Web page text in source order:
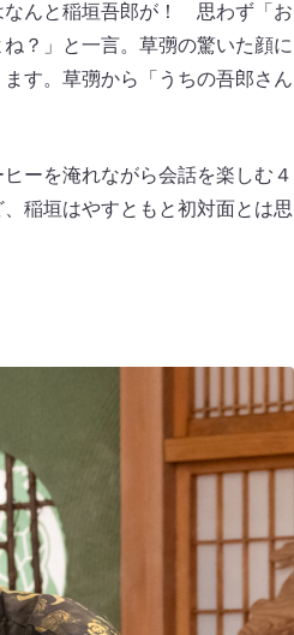
なんと稲垣吾郎が！ 思わず「お
？」と一言。草彅の驚いた顔に
す。草彅から「うちの吾郎さん
ーを淹れながら会話を楽しむ４
稲垣はやすともと初対面とは思